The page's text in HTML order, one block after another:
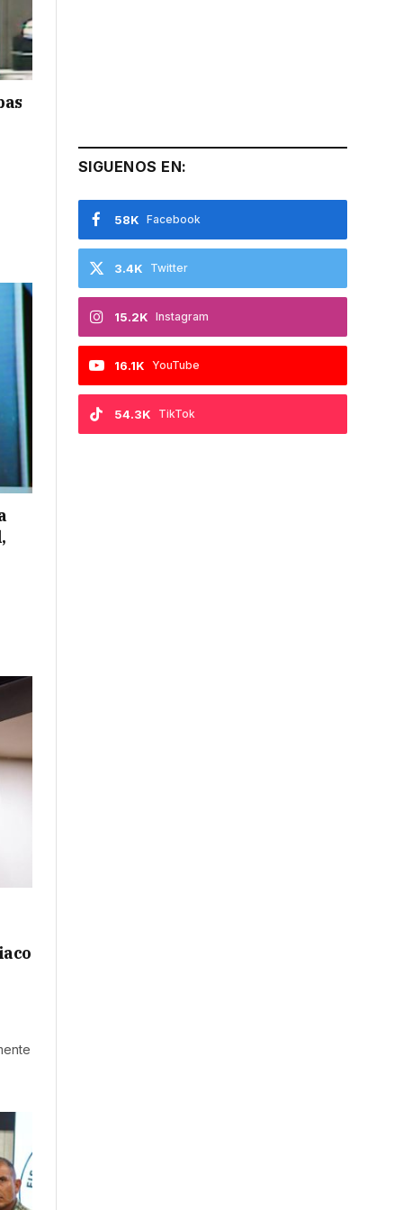
SIGUENOS EN:
Facebook
58K
Twitter
3.4K
Instagram
15.2K
YouTube
16.1K
TikTok
54.3K